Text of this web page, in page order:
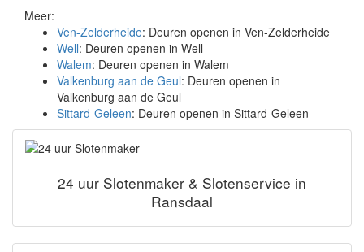
Meer:
Ven-Zelderheide: Deuren openen in Ven-Zelderheide
Well: Deuren openen in Well
Walem: Deuren openen in Walem
Valkenburg aan de Geul: Deuren openen in
Valkenburg aan de Geul
Sittard-Geleen: Deuren openen in Sittard-Geleen
24 uur Slotenmaker & Slotenservice in
Ransdaal